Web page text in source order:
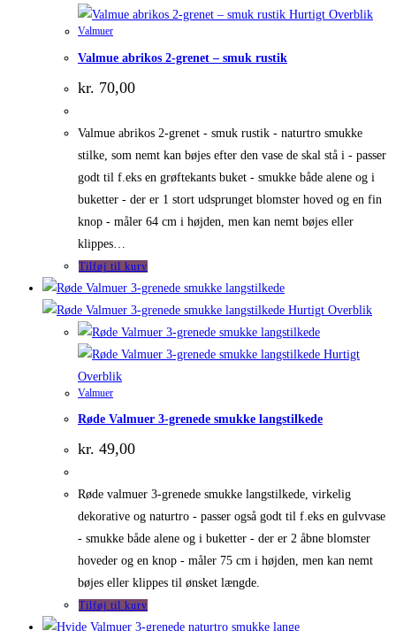
Hurtigt Overblik
Valmuer
Valmue abrikos 2-grenet – smuk rustik
kr. 70,00
Valmue abrikos 2-grenet - smuk rustik - naturtro smukke
stilke, som nemt kan bøjes efter den vase de skal stå i - passer
godt til f.eks en grøftekants buket - smukke både alene og i
buketter - der er 1 stort udsprunget blomster hoved og en fin
knop - måler 64 cm i højden, men kan nemt bøjes eller
klippes…
Tilføj til kurv
Hurtigt Overblik
Hurtigt
Overblik
Valmuer
Røde Valmuer 3-grenede smukke langstilkede
kr. 49,00
Røde valmuer 3-grenede smukke langstilkede, virkelig
dekorative og naturtro - passer også godt til f.eks en gulvvase
- smukke både alene og i buketter - der er 2 åbne blomster
hoveder og en knop - måler 75 cm i højden, men kan nemt
bøjes eller klippes til ønsket længde.
Tilføj til kurv